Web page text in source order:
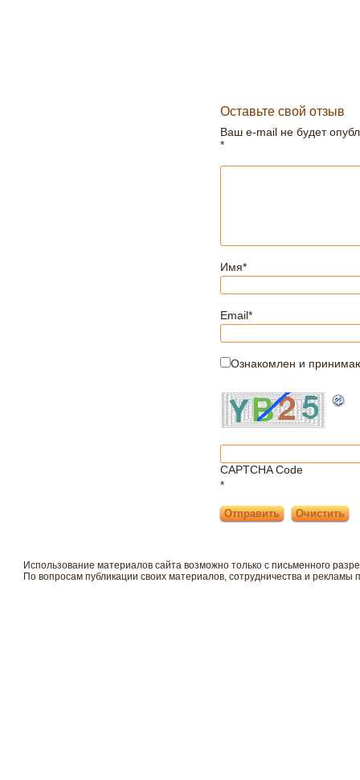
Оставьте свой отзыв
Ваш e-mail не будет
*
Имя*
Email*
Ознакомлен и
CAPTCHA Code
*
Использование материалов сайта возможно только с письменного
По вопросам публикации своих материалов, сотрудничества и